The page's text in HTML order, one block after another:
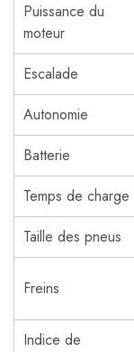
Puissance du
moteur
Escalade
Autonomie
Batterie
Temps de charge
Taille des pneus
Freins
Indice de